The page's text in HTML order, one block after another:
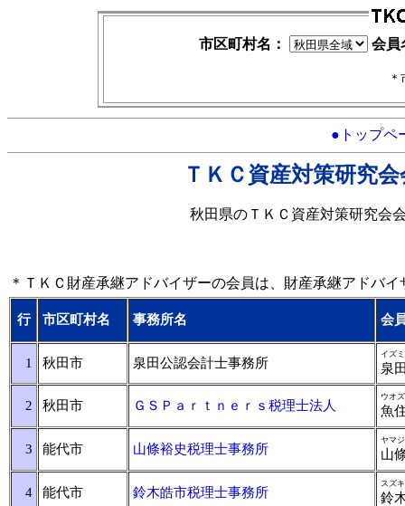
市区町村名： 会員
●トップペ
ＴＫＣ資産対策研究
秋田県のＴＫＣ資産対策研究会
＊ＴＫＣ財産承継アドバイザーの会員は、財産承継アドバ
行 市区町村名 事務所名 会
1 秋田市 泉田公認会計士事務所
イズ
泉
2 秋田市 ＧＳＰａｒｔｎｅｒｓ税理士法人
ウオ
魚
3 能代市 山條裕史税理士事務所
ヤマ
山
4 能代市 鈴木皓市税理士事務所
スズ
鈴